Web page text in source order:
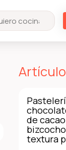
de
textura